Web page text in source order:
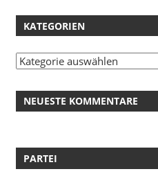
KATEGORIEN
Kategorien
NEUESTE KOMMENTARE
PARTEI